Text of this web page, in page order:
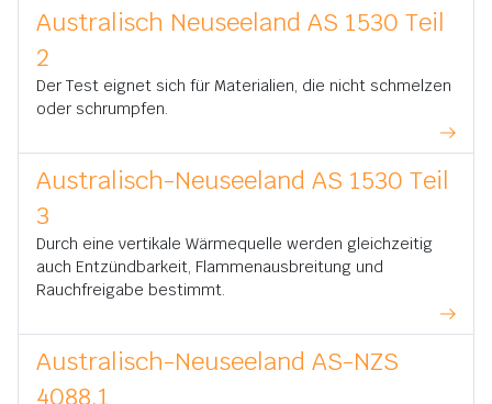
Australisch Neuseeland AS 1530 Teil
2
Der Test eignet sich für Materialien, die nicht schmelzen
oder schrumpfen.
Australisch-Neuseeland AS 1530 Teil
3
Durch eine vertikale Wärmequelle werden gleichzeitig
auch Entzündbarkeit, Flammenausbreitung und
Rauchfreigabe bestimmt.
Australisch-Neuseeland AS-NZS
4088.1